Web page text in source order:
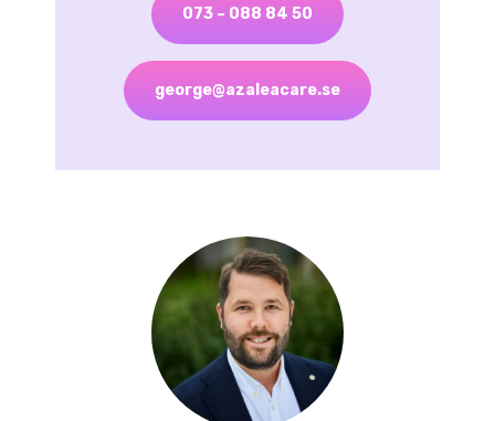
073 – 088 84 50
george@azaleacare.se